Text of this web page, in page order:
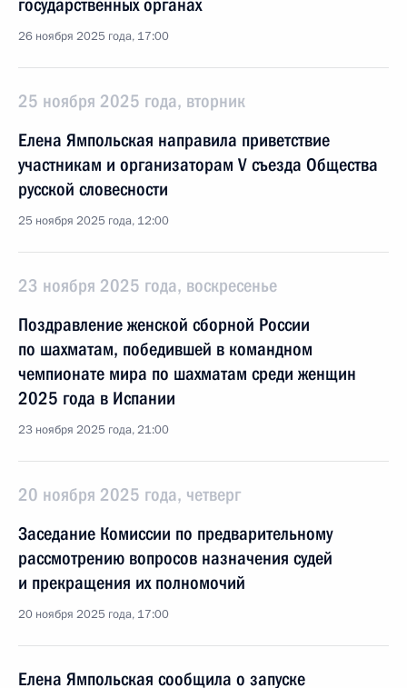
государственных органах
26 ноября 2025 года, 17:00
25 ноября 2025 года, вторник
Елена Ямпольская направила приветствие
участникам и организаторам V съезда Общества
русской словесности
25 ноября 2025 года, 12:00
23 ноября 2025 года, воскресенье
Поздравление женской сборной России
по шахматам, победившей в командном
чемпионате мира по шахматам среди женщин
2025 года в Испании
23 ноября 2025 года, 21:00
20 ноября 2025 года, четверг
Заседание Комиссии по предварительному
рассмотрению вопросов назначения судей
и прекращения их полномочий
20 ноября 2025 года, 17:00
Елена Ямпольская сообщила о запуске